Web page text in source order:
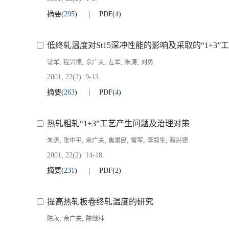
摘要(295) PDF(4)
低终轧温度对St15深冲性能的影响及采取的“1+3”
常军, 程兴德, 佘广夫, 左军, 朱涛, 刘勇
2001, 22(2): 9-13.
摘要(263) PDF(4)
热轧粗轧“1+3”工艺产生问题及治理对策
朱涛, 张中平, 佘广夫, 焦景民, 常军, 李叙生, 程兴德
2001, 22(2): 14-18.
摘要(231) PDF(2)
提高热轧板卷终轧温度的研究
陈永, 佘广夫, 陈继林